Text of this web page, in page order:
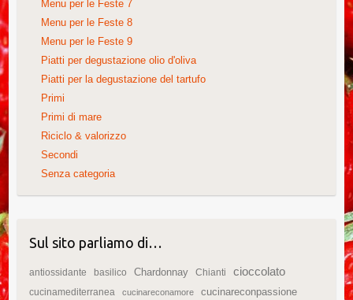
Menu per le Feste 7
Menu per le Feste 8
Menu per le Feste 9
Piatti per degustazione olio d'oliva
Piatti per la degustazione del tartufo
Primi
Primi di mare
Riciclo & valorizzo
Secondi
Senza categoria
Sul sito parliamo di…
antiossidante basilico Chardonnay Chianti cioccolato
cucinamediterranea cucinareconamore cucinareconpassione